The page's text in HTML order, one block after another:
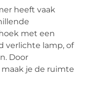
heeft vaak
met een
verlichte lamp, of
Door
je de ruimte